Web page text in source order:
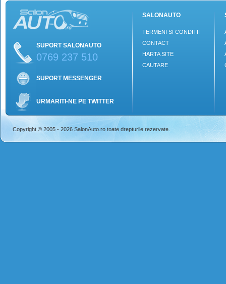
SUPORT SALONAUTO
0769 237 510
SUPORT MESSENGER
URMARITI-NE PE TWITTER
SALONAUTO
TERMENI SI CONDITII
CONTACT
HARTA SITE
CAUTARE
Copyright © 2005 - 2026 SalonAuto.ro toate drepturile rezervate.